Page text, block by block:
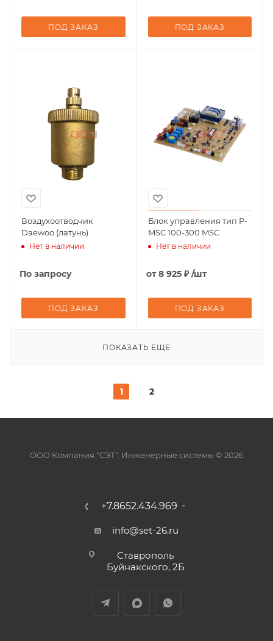
ПОД ЗАКАЗ ПОД ЗАКАЗ
Воздухоотводчик
Daewoo (латунь)
Нет в наличии
По запросу
ПОД ЗАКАЗ
Блок управления тип P-
MSC 100-300 MSC
Нет в наличии
от8 925 ₽ /шт
ПОД ЗАКАЗ
ПОКАЗАТЬ ЕЩЕ
1 2
ООО Компания "СЭТ". Инженерные системы © 2026
+7.8652.434.969
info@set-26.ru
Ставрополь
Буйнакского, 2Б